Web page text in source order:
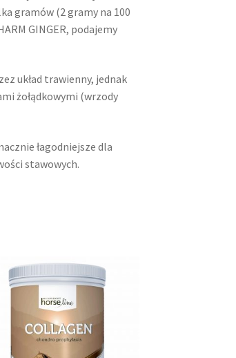
gramów (2 gramy na 100
GINGER, podajemy
układ trawienny, jednak
żołądkowymi (wrzody
łagodniejsze dla
stawowych.